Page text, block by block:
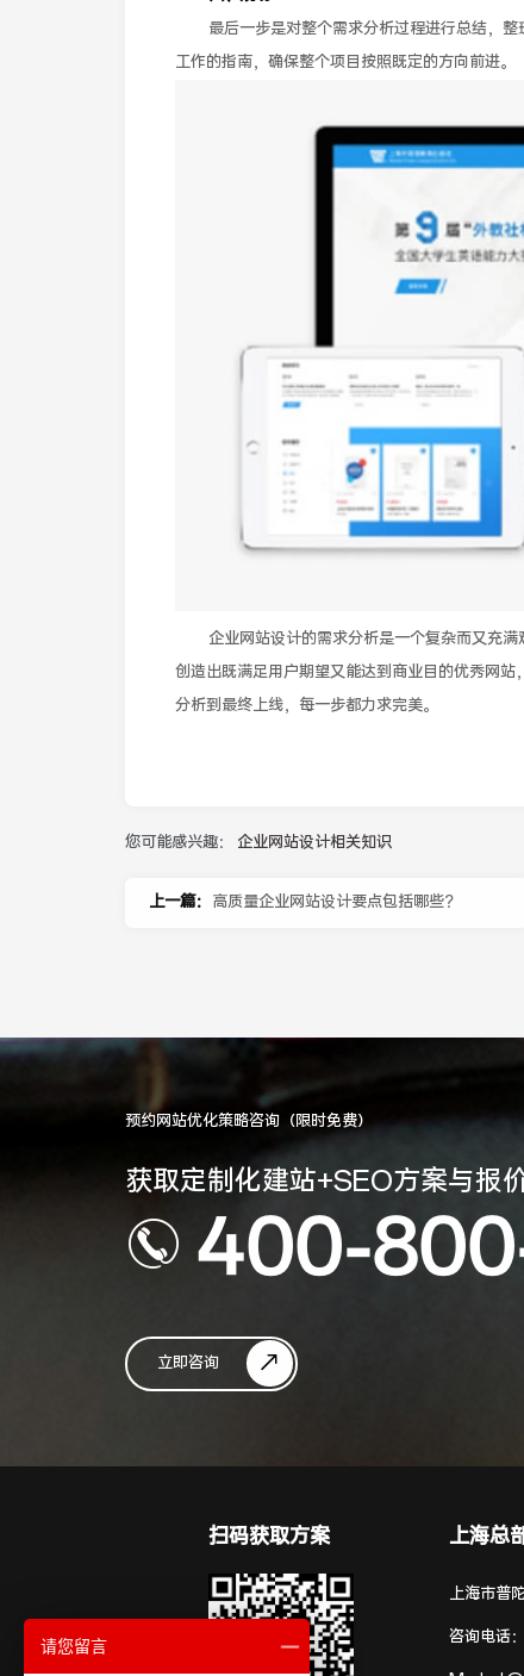
最后一步是对整个需求分析过程进行总结，
工作的指南，确保整个项目按照既定的方向前进。
企业网站设计的需求分析是一个复杂而又充
创造出既满足用户期望又能达到商业目的优秀网站，
分析到最终上线，每一步都力求完美。
您可能感兴趣： 企业网站设计相关知识
上一篇： 高质量企业网站设计要点包括哪些？
预约网站优化策略咨询（限时免费）
获取定制化建站+SEO方案与报
400-
立即咨询
扫码获取方案 上海总
上海市普
咨询电话
请您留言